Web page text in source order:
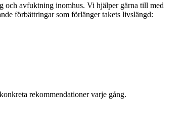
och avfuktning inomhus. Vi hjälper gärna till med
förbättringar som förlänger takets livslängd:
rekommendationer varje gång.